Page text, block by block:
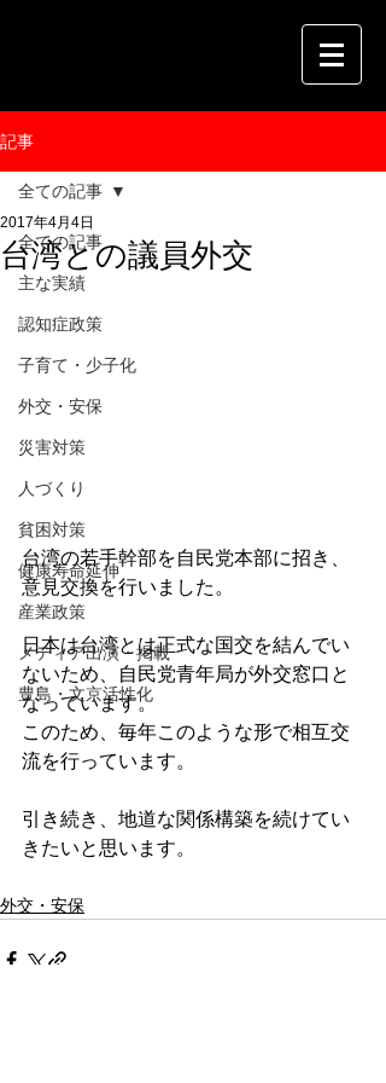
記事
全ての記事
主な実績
認知症政策
子育て・少子化
外交・安保
災害対策
人づくり
貧困対策
健康寿命延伸
産業政策
メディア出演・掲載
豊島・文京活性化
全ての記事
台湾との議員外交
2017年4月4日
台湾の若手幹部を自民党本部に招き、
意見交換を行いました。
日本は台湾とは正式な国交を結んでい
ないため、自民党青年局が外交窓口と
なっています。
このため、毎年このような形で相互交
流を行っています。
引き続き、地道な関係構築を続けてい
きたいと思います。
外交・安保